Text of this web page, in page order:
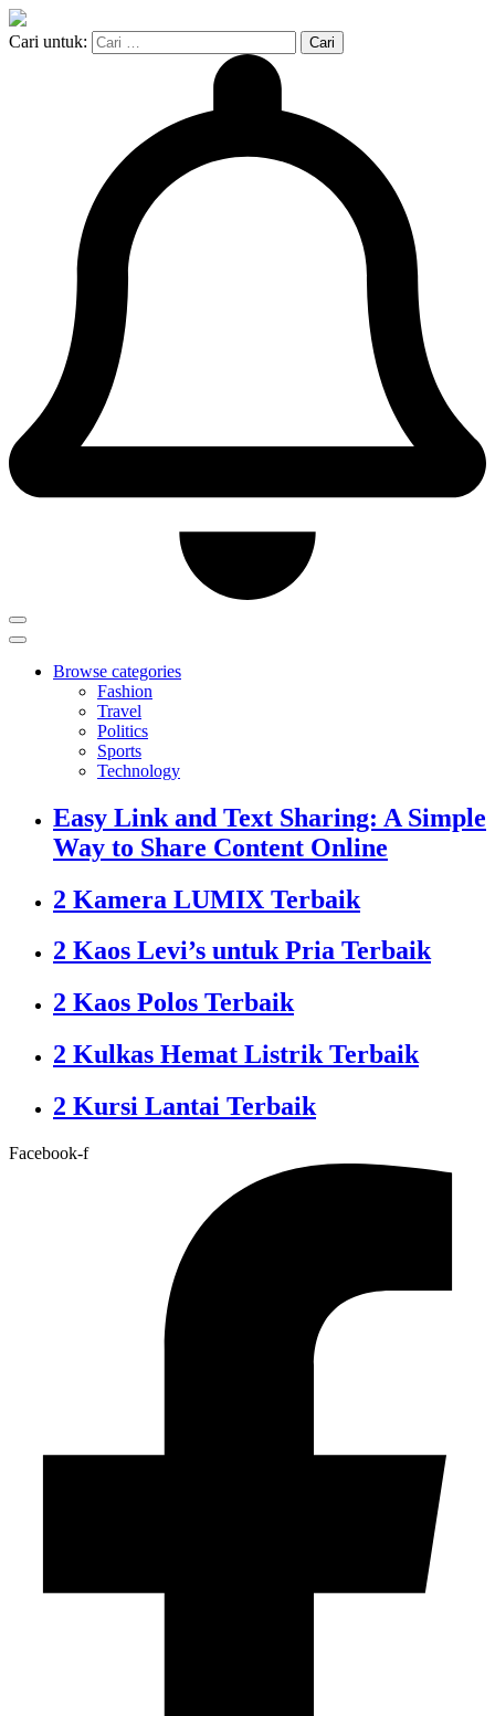
Cari untuk:
Browse categories
Fashion
Travel
Politics
Sports
Technology
Easy Link and Text Sharing: A Simple
Way to Share Content Online
2 Kamera LUMIX Terbaik
2 Kaos Levi’s untuk Pria Terbaik
2 Kaos Polos Terbaik
2 Kulkas Hemat Listrik Terbaik
2 Kursi Lantai Terbaik
Facebook-f